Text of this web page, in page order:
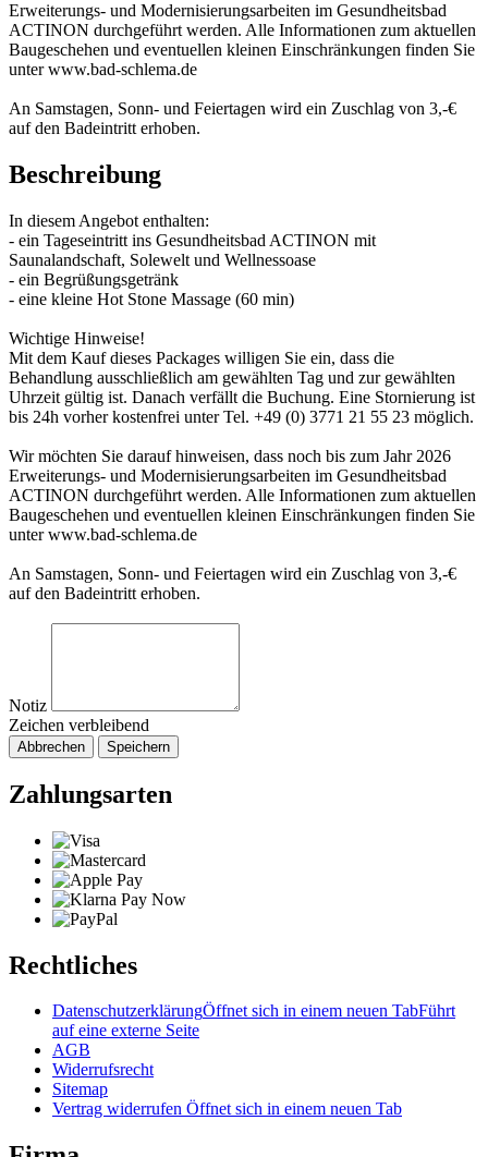
Erweiterungs- und Modernisierungsarbeiten im Gesundheitsbad
ACTINON durchgeführt werden. Alle Informationen zum aktuellen
Baugeschehen und eventuellen kleinen Einschränkungen finden Sie
unter www.bad-schlema.de
An Samstagen, Sonn- und Feiertagen wird ein Zuschlag von 3,-€
auf den Badeintritt erhoben.
Beschreibung
In diesem Angebot enthalten:
- ein Tageseintritt ins Gesundheitsbad ACTINON mit
Saunalandschaft, Solewelt und Wellnessoase
- ein Begrüßungsgetränk
- eine kleine Hot Stone Massage (60 min)
Wichtige Hinweise!
Mit dem Kauf dieses Packages willigen Sie ein, dass die
Behandlung ausschließlich am gewählten Tag und zur gewählten
Uhrzeit gültig ist. Danach verfällt die Buchung. Eine Stornierung ist
bis 24h vorher kostenfrei unter Tel. +49 (0) 3771 21 55 23 möglich.
Wir möchten Sie darauf hinweisen, dass noch bis zum Jahr 2026
Erweiterungs- und Modernisierungsarbeiten im Gesundheitsbad
ACTINON durchgeführt werden. Alle Informationen zum aktuellen
Baugeschehen und eventuellen kleinen Einschränkungen finden Sie
unter www.bad-schlema.de
An Samstagen, Sonn- und Feiertagen wird ein Zuschlag von 3,-€
auf den Badeintritt erhoben.
Notiz
Zeichen verbleibend
Abbrechen Speichern
Zahlungsarten
Rechtliches
DatenschutzerklärungÖffnet sich in einem neuen TabFührt
auf eine externe Seite
AGB
Widerrufsrecht
Sitemap
Vertrag widerrufen Öffnet sich in einem neuen Tab